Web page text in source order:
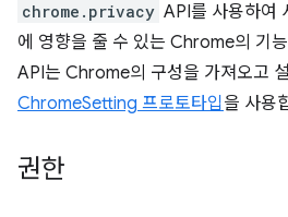
chrome.privacy API를 사용하여
에 영향을 줄 수 있는 Chrome의 기
API는 Chrome의 구성을 가져오고
ChromeSetting 프로토타입 을 사용
권한